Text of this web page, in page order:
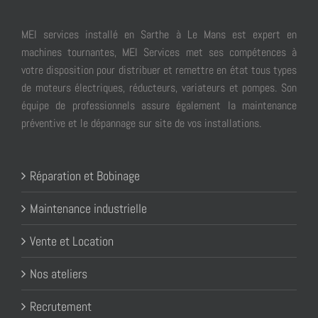
MEI services installé en Sarthe à Le Mans est expert en
machines tournantes, MEI Services met ses compétences à
votre disposition pour distribuer et remettre en état tous types
de moteurs électriques, réducteurs, variateurs et pompes. Son
équipe de professionnels assure également la maintenance
préventive et le dépannage sur site de vos installations.
Réparation et Bobinage
Maintenance industrielle
Vente et Location
Nos ateliers
Recrutement